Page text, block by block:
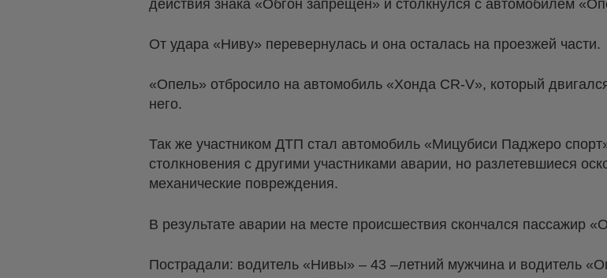
действия знака «Обгон запрещен» и столкнулся с автомобилем
От удара «Ниву» перевернулась и она осталась на проезжей части.
«Опель» отбросило на автомобиль «Хонда CR-V», который
него.
Так же участником ДТП стал автомобиль «Мицубиси Паджеро
столкновения с другими участниками аварии, но разлетевшиеся
механические повреждения.
В результате аварии на месте происшествия скончался пассажир
Пострадали: водитель «Нивы» – 43 –летний мужчина и водитель